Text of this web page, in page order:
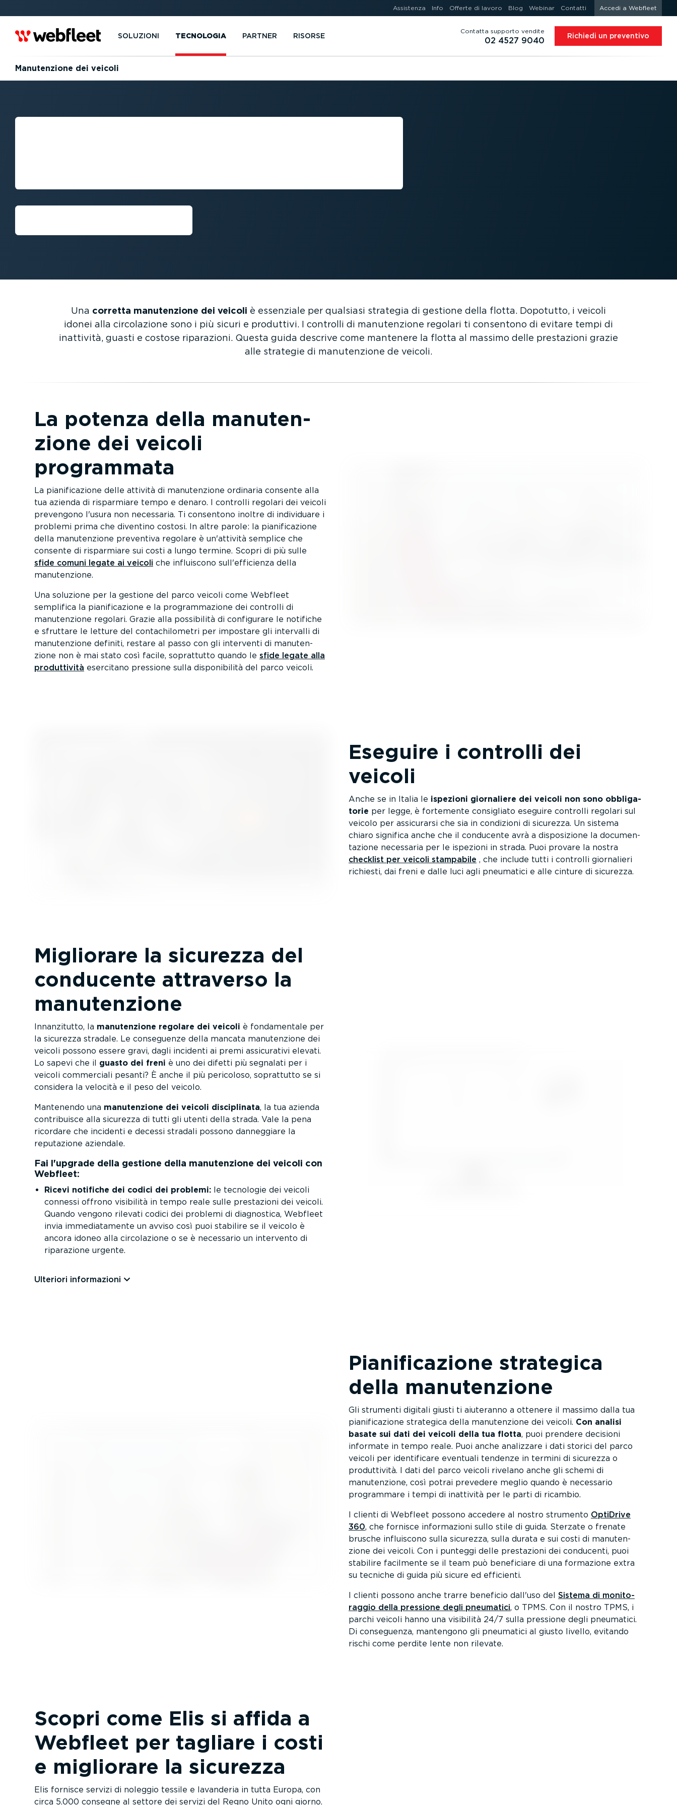
Assistenza Info Offerte di lavoro Blog Webinar Contatti Accedi a Webfleet
SOLUZIONI TECNOLOGIA PARTNER RISORSE
Contatta supporto vendite
02 4527 9040 Richiedi un preventivo
Manuten­zione dei veicoli
MANUTEN­ZIONE PROATTIVA
Una corretta manuten­zione dei veicoli è essenziale per qualsiasi strategia di gestione della flotta. Dopotutto, i veicoli
idonei alla circo­la­zione sono i più sicuri e produttivi. I controlli di manuten­zione regolari ti consentono di evitare tempi di
inattività, guasti e costose riparazioni. Questa guida descrive come mantenere la flotta al massimo delle prestazioni grazie
alle strategie di manuten­zione de veicoli.
La potenza della manuten­
zione dei veicoli
programmata
La piani­fi­ca­zione delle attività di manuten­zione ordinaria consente alla
tua azienda di risparmiare tempo e denaro. I controlli regolari dei veicoli
prevengono l'usura non necessaria. Ti consentono inoltre di individuare i
problemi prima che diventino costosi. In altre parole: la piani­fi­ca­zione
della manuten­zione preventiva regolare è un'attività semplice che
consente di risparmiare sui costi a lungo termine. Scopri di più sulle
sfide comuni legate ai veicoli che influiscono sull'efficienza della
manuten­zione.
Una soluzione per la gestione del parco veicoli come Webfleet
semplifica la piani­fi­ca­zione e la program­ma­zione dei controlli di
manuten­zione regolari. Grazie alla possibilità di configurare le notifiche
e sfruttare le letture del conta­chi­lo­metri per impostare gli intervalli di
manuten­zione definiti, restare al passo con gli interventi di manuten­
zione non è mai stato così facile, soprattutto quando le sfide legate alla
produt­tività esercitano pressione sulla dispo­ni­bilità del parco veicoli.
Eseguire i controlli dei
veicoli
Anche se in Italia le ispezioni giornaliere dei veicoli non sono obbli­ga­
torie per legge, è fortemente consigliato eseguire controlli regolari sul
veicolo per assicurarsi che sia in condizioni di sicurezza. Un sistema
chiaro significa anche che il conducente avrà a dispo­si­zione la documen­
ta­zione necessaria per le ispezioni in strada. Puoi provare la nostra
checklist per veicoli stampabile , che include tutti i controlli giornalieri
richiesti, dai freni e dalle luci agli pneumatici e alle cinture di sicurezza.
Migliorare la sicurezza del
conducente attraverso la
manuten­zione
Innan­zi­tutto, la manuten­zione regolare dei veicoli è fonda­mentale per
la sicurezza stradale. Le conseguenze della mancata manuten­zione dei
veicoli possono essere gravi, dagli incidenti ai premi assicu­rativi elevati.
Lo sapevi che il guasto dei freni è uno dei difetti più segnalati per i
veicoli commerciali pesanti? È anche il più pericoloso, soprattutto se si
considera la velocità e il peso del veicolo.
Mantenendo una manuten­zione dei veicoli disci­plinata, la tua azienda
contri­buisce alla sicurezza di tutti gli utenti della strada. Vale la pena
ricordare che incidenti e decessi stradali possono danneggiare la
reputazione aziendale.
Fai l'upgrade della gestione della manuten­zione dei veicoli con
Webfleet:
Ricevi notifiche dei codici dei problemi: le tecnologie dei veicoli
connessi offrono visibilità in tempo reale sulle prestazioni dei veicoli.
Quando vengono rilevati codici dei problemi di diagnostica, Webfleet
invia immedia­ta­mente un avviso così puoi stabilire se il veicolo è
ancora idoneo alla circo­la­zione o se è necessario un intervento di
riparazione urgente.
Ulteriori infor­ma­zioni
Piani­fi­ca­zione strategica
della manuten­zione
Gli strumenti digitali giusti ti aiuteranno a ottenere il massimo dalla tua
piani­fi­ca­zione strategica della manuten­zione dei veicoli. Con analisi
basate sui dati dei veicoli della tua flotta, puoi prendere decisioni
informate in tempo reale. Puoi anche analizzare i dati storici del parco
veicoli per identi­ficare eventuali tendenze in termini di sicurezza o
produt­tività. I dati del parco veicoli rivelano anche gli schemi di
manuten­zione, così potrai prevedere meglio quando è necessario
programmare i tempi di inattività per le parti di ricambio.
I clienti di Webfleet possono accedere al nostro strumento OptiDrive
360, che fornisce infor­ma­zioni sullo stile di guida. Sterzate o frenate
brusche influiscono sulla sicurezza, sulla durata e sui costi di manuten­
zione dei veicoli. Con i punteggi delle prestazioni dei conducenti, puoi
stabilire facilmente se il team può beneficiare di una formazione extra
su tecniche di guida più sicure ed efficienti.
I clienti possono anche trarre beneficio dall'uso del Sistema di monito­
raggio della pressione degli pneumatici, o TPMS. Con il nostro TPMS, i
parchi veicoli hanno una visibilità 24/7 sulla pressione degli pneumatici.
Di conseguenza, mantengono gli pneumatici al giusto livello, evitando
rischi come perdite lente non rilevate.
Scopri come Elis si affida a
Webfleet per tagliare i costi
e migliorare la sicurezza
Elis fornisce servizi di noleggio tessile e lavanderia in tutta Europa, con
circa 5.000 consegne al settore dei servizi del Regno Unito ogni giorno.